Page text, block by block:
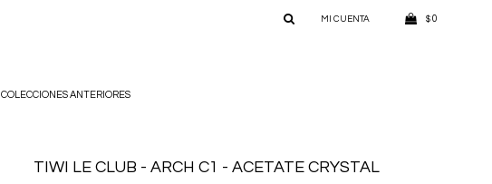
COLECCIONES ANTERIORES
$ 0
TIWI LE CLUB - ARCH C1 - ACETATE CRYSTAL